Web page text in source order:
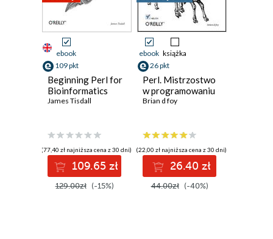
ebook
109 pkt
Beginning Perl for
Bioinformatics
James Tisdall
(77,40 zł najniższa cena z 30 dni)
109.65 zł
129.00zł (-15%)
ebook książka
26 pkt
Perl. Mistrzostwo
w programowaniu
Brian d foy
(22,00 zł najniższa cena z 30 dni)
26.40 zł
44.00zł (-40%)